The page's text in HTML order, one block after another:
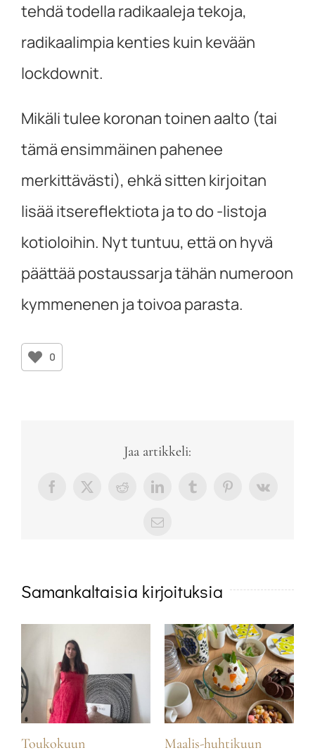
tehdä todella radikaaleja tekoja,
radikaalimpia kenties kuin kevään
lockdownit.
Mikäli tulee koronan toinen aalto (tai
tämä ensimmäinen pahenee
merkittävästi), ehkä sitten kirjoitan
lisää itsereflektiota ja to do -listoja
kotioloihin. Nyt tuntuu, että on hyvä
päättää postaussarja tähän numeroon
kymmenenen ja toivoa parasta.
0
Jaa artikkeli:
Facebook
X RedditLinkedInTumblrPinterest
Vk
sähköposti
Samankaltaisia kirjoituksia
Toukokuun
Maalis-huhtikuun